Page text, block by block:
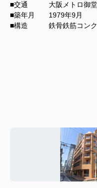
■交通 大阪メトロ御堂
■築年月 1979年9月
■構造 鉄骨鉄筋コンクリ